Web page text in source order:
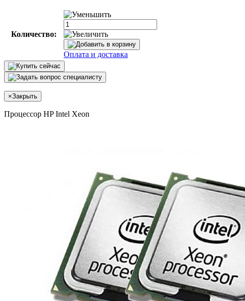
Количество:
Оплата и доставка
×Закрыть
Процессор HP Intel Xeon